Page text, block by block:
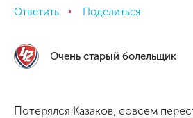
Ответить Поделиться
Очень старый болельщик
Потерялся Казаков, совсем